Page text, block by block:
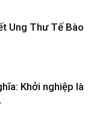
Ung Thư Tế Bào
Khởi nghiệp là